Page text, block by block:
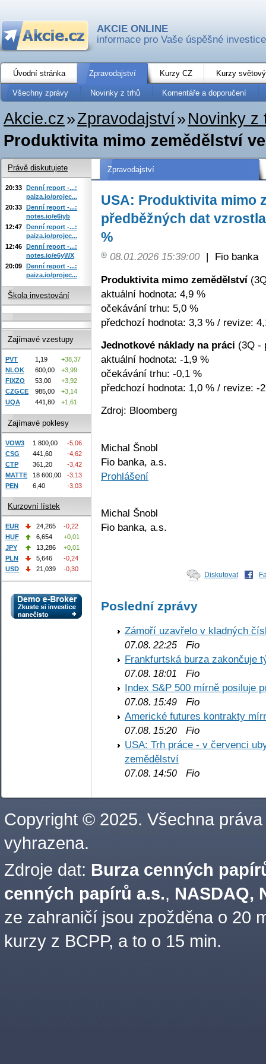
AKCIE ONLINE
informace pro Vaše úspěšné investice
Úvodní stránka Zpravodajství Kurzy CZ Kurzy
Všechny zprávy Novinky z trhů Komentáře a doporučení
Akcie.cz»Zpravodajství» Novinky z
Produktivita mimo zemědělství
Zpravodajství
USA: Produktivita mimo
předběžných dat
%
08.01.2026 15:39:00 |
Fio banka
Produktivita mimo zemědělství
aktuální hodnota: 4,9 %
očekávání trhu: 5,0 %
předchozí hodnota: 3,3 % / revize:
Jednotkové náklady na práci (3Q -
aktuální hodnota: -1,9 %
očekávání trhu: -0,1 %
předchozí hodnota: 1,0 % / revize: -
Zdroj: Bloomberg
Michal Šnobl
Fio banka, a.s.
Prohlášení
Michal Šnobl
Fio banka, a.s.
Diskutovat
Poslední zprávy
Zámoří uzavřelo v kladných
07.08. 22:25 Fio
Frankfurtská burza zakončuje
07.08. 18:01
Fio
Index S&P 500 mírně posiluje
07.08. 15:49 Fio
Americké futures kontrakty
07.08. 15:20 Fio
USA: Trh práce - v červenci
zemědělství
07.08. 14:50 Fio
Právě diskutujete
20:33 Denní report -...:
paiza.io/projec...
20:33 Denní report -...:
notes.io/e6iyb
12:47 Denní report -...:
paiza.io/projec...
12:46 Denní report -...:
notes.io/e6yWX
20:09 Denní report -...:
paiza.io/projec...
Škola investování
Zajímavé vzestupy
PVT 1,19
+38,37
NLOK
600,00
+3,99
FIXZO
53,00
+3,92
CZGCE
985,00
+3,14
UQA
441,80 +1,61
Zajímavé poklesy
VOW3 1 800,00
-5,06
CSG
441,60
-4,62
CTP
361,20
-3,42
MATTE
18 600,00
-3,13
PEN
6,40 -3,03
Kurzovní lístek
EUR 24,265
-0,22
HUF
6,654
+0,01
JPY
13,286
+0,01
PLN
5,646
-0,24
USD
21,039 -0,30
Copyright © 2025. Všechna práva
vyhrazena.
Zdroje dat: Burza cenných
cenných papírů a.s., NASDAQ,
ze zahraničí jsou zpožděna o 20
kurzy z BCPP, a to o 15 min.